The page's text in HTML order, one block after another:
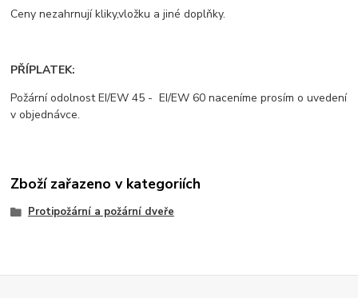
Ceny nezahrnují kliky,vložku a jiné doplňky.
PŘÍPLATEK:
Požární odolnost EI/EW 45 - EI/EW 60 naceníme prosím o uvedení
v objednávce.
Zboží zařazeno v kategoriích
Protipožární a požární dveře